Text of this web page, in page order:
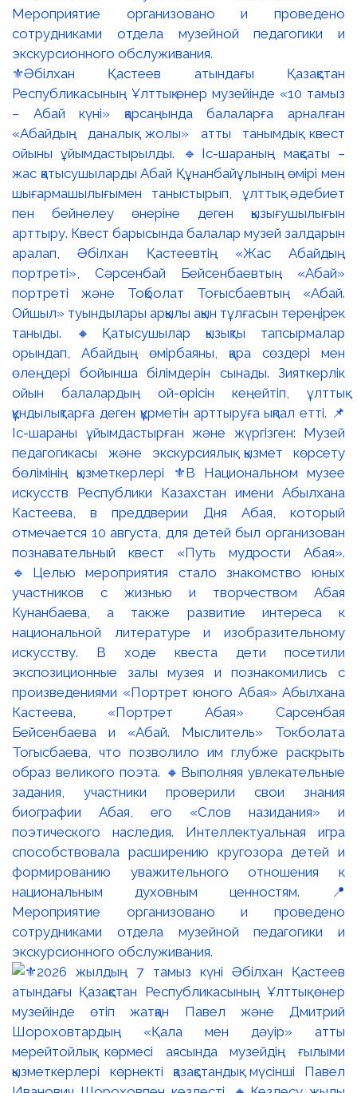
⚜️Әбілхан Қастеев атындағы Қазақстан
Республикасының Ұлттық өнер музейінде «10 тамыз
– Абай күні» қарсаңында балаларға арналған
«Абайдың даналық жолы» атты танымдық квест
ойыны ұйымдастырылды. 🔹Іс-шараның мақсаты –
жас қатысушыларды Абай Құнанбайұлының өмірі мен
шығармашылығымен таныстырып, ұлттық әдебиет
пен бейнелеу өнеріне деген қызығушылығын
арттыру. Квест барысында балалар музей залдарын
аралап, Әбілхан Қастеевтің «Жас Абайдың
портреті», Сәрсенбай Бейсенбаевтың «Абай»
портреті және Тоқболат Тоғысбаевтың «Абай.
Ойшыл» туындылары арқылы ақын тұлғасын тереңірек
таныды. 🔸Қатысушылар қызықты тапсырмалар
орындап, Абайдың өмірбаяны, қара сөздері мен
өлеңдері бойынша білімдерін сынады. Зияткерлік
ойын балалардың ой-өрісін кеңейтіп, ұлттық
құндылықтарға деген құрметін арттыруға ықпал етті. 📌
Іс-шараны ұйымдастырған және жүргізген: Музей
педагогикасы және экскурсиялық қызмет көрсету
бөлімінің қызметкерлері ⚜️В Национальном музее
искусств Республики Казахстан имени Абылхана
Кастеева, в преддверии Дня Абая, который
отмечается 10 августа, для детей был организован
познавательный квест «Путь мудрости Абая».
🔹Целью мероприятия стало знакомство юных
участников с жизнью и творчеством Абая
Кунанбаева, а также развитие интереса к
национальной литературе и изобразительному
искусству. В ходе квеста дети посетили
экспозиционные залы музея и познакомились с
произведениями «Портрет юного Абая» Абылхана
Кастеева, «Портрет Абая» Сарсенбая
Бейсенбаева и «Абай. Мыслитель» Токболата
Тогысбаева, что позволило им глубже раскрыть
образ великого поэта. 🔸Выполняя увлекательные
задания, участники проверили свои знания
биографии Абая, его «Слов назидания» и
поэтического наследия. Интеллектуальная игра
способствовала расширению кругозора детей и
формированию уважительного отношения к
национальным духовным ценностям. 📍
Мероприятие организовано и проведено
сотрудниками отдела музейной педагогики и
экскурсионного обслуживания.